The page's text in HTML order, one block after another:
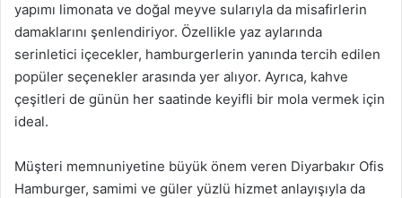
yapımı limonata ve doğal meyve sularıyla da misafirlerin
damaklarını şenlendiriyor. Özellikle yaz aylarında
serinletici içecekler, hamburgerlerin yanında tercih edilen
popüler seçenekler arasında yer alıyor. Ayrıca, kahve
çeşitleri de günün her saatinde keyifli bir mola vermek için
ideal.
Müşteri memnuniyetine büyük önem veren Diyarbakır Ofis
Hamburger, samimi ve güler yüzlü hizmet anlayışıyla da